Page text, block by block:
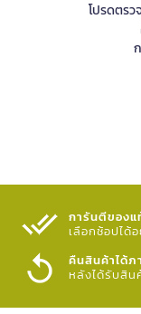
โปรดตร
การันตีของแ
เลือกช้อปได้
คืนสินค้าได้ภ
หลังได้รับสิน